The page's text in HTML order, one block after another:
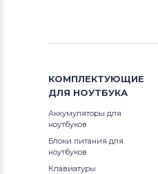
КОМПЛЕКТУЮЩИЕ
ДЛЯ НОУТБУКА
Аккумуляторы для
ноутбуков
Блоки питания для
ноутбуков
Клавиатуры